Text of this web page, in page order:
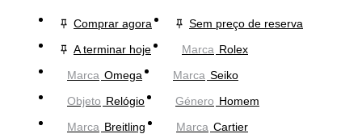
Comprar agora
Sem preço de reserva
A terminar hoje
Marca Rolex
Marca Omega Marca Seiko
Objeto Relógio Género Homem
Marca Breitling Marca Cartier